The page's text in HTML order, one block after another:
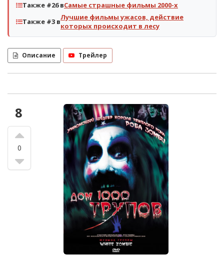
Также #26 вСамые страшные фильмы 2000-х
Также #3 вЛучшие фильмы ужасов, действие
которых происходит в лесу
Описание Трейлер
8
0